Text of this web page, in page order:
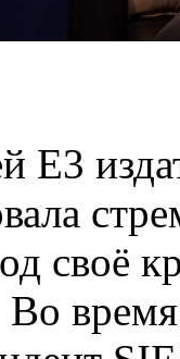
E3
своё